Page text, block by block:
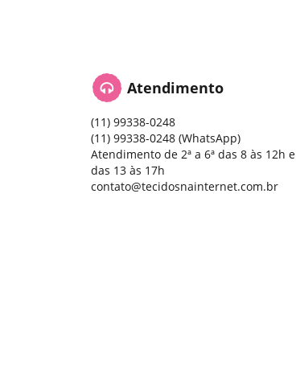
Atendimento
(11) 99338-0248
(11) 99338-0248(WhatsApp)
Atendimento de 2ª a 6ª das 8 às 12h e
das 13 às 17h
contato@tecidosnainternet.com.br